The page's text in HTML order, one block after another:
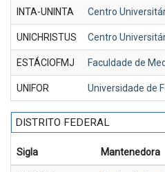
INTA-UNINTA Centro
UNICHRISTUS Centro
ESTÁCIOFMJ Faculdade de
UNIFOR Universidade de
DISTRITO FEDERAL
Sigla Mantenedora